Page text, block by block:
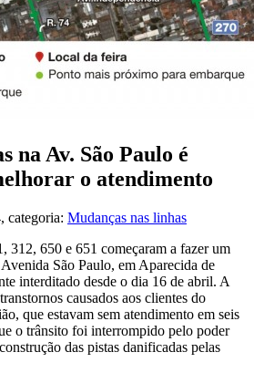
na Av. São Paulo é
o atendimento
, categoria: Mudanças nas linhas
312, 650 e 651 começaram a fazer um
São Paulo, em Aparecida de
interditado desde o dia 16 de abril. A
causados aos clientes do
que estavam sem atendimento em seis
o trânsito foi interrompido pelo poder
das pistas danificadas pelas